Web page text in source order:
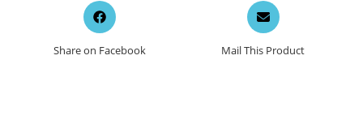
Opens
in
new
Share on Facebook
Opens
in
a
new
Mail This Product